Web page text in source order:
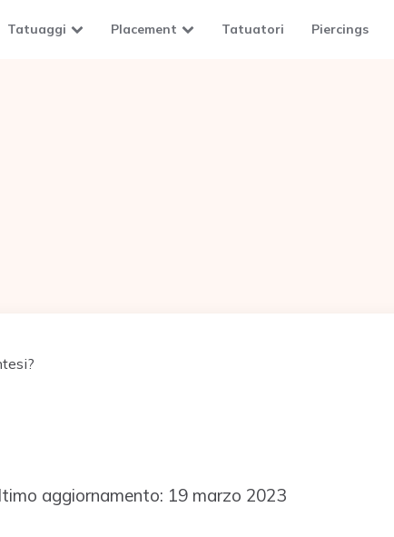
Tatuaggi Placement Tatuatori Piercings
aggiornamento: 19 marzo 2023